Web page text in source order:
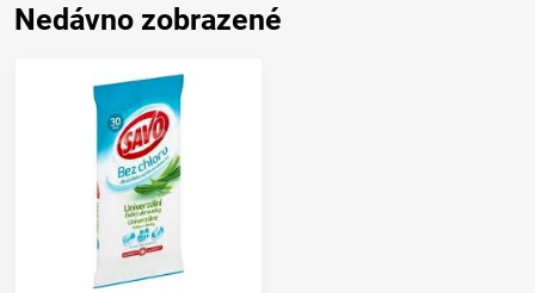
Nedávno zobrazené